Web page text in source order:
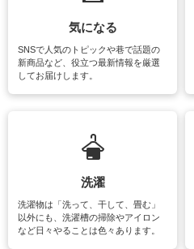
気になる
SNSで人気のトピックや巷で話題の
新商品など、役立つ最新情報を厳選
してお届けします。
洗濯
洗濯物は「洗って、干して、畳む」
以外にも、洗濯槽の掃除やアイロン
など日々やることは色々あります。